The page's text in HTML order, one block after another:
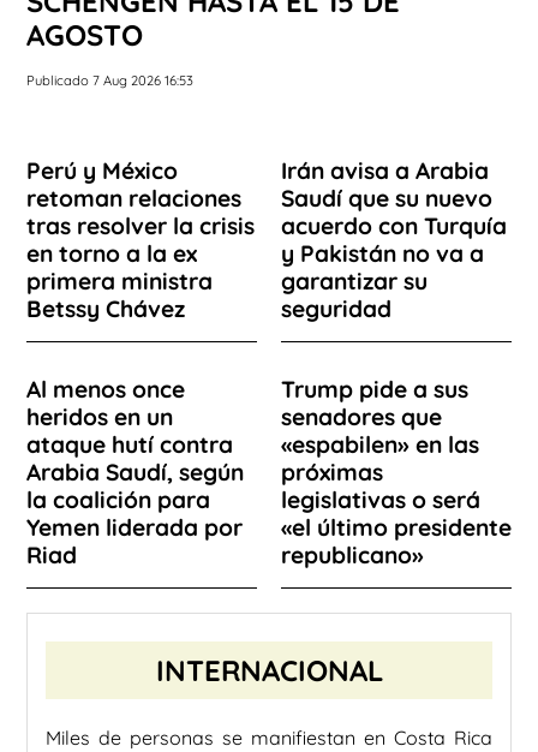
AGOSTO
Publicado 7 Aug 2026 16:53
Perú y México
retoman relaciones
tras resolver la crisis
en torno a la ex
primera ministra
Betssy Chávez
Irán avisa a Arabia
Saudí que su nuevo
acuerdo con Turquía
y Pakistán no va a
garantizar su
seguridad
Al menos once
heridos en un
ataque hutí contra
Arabia Saudí, según
la coalición para
Yemen liderada por
Riad
Trump pide a sus
senadores que
«espabilen» en las
próximas
legislativas o será
«el último presidente
republicano»
INTERNACIONAL
Miles de personas se manifiestan en Costa Rica